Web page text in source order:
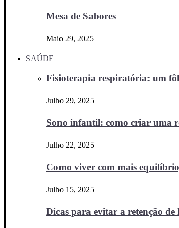
Mesa de Sabores
Maio 29, 2025
SAÚDE
Fisioterapia respiratória: um
Julho 29, 2025
Sono infantil: como criar uma
Julho 22, 2025
Como viver com mais
Julho 15, 2025
Dicas para evitar a retenção de